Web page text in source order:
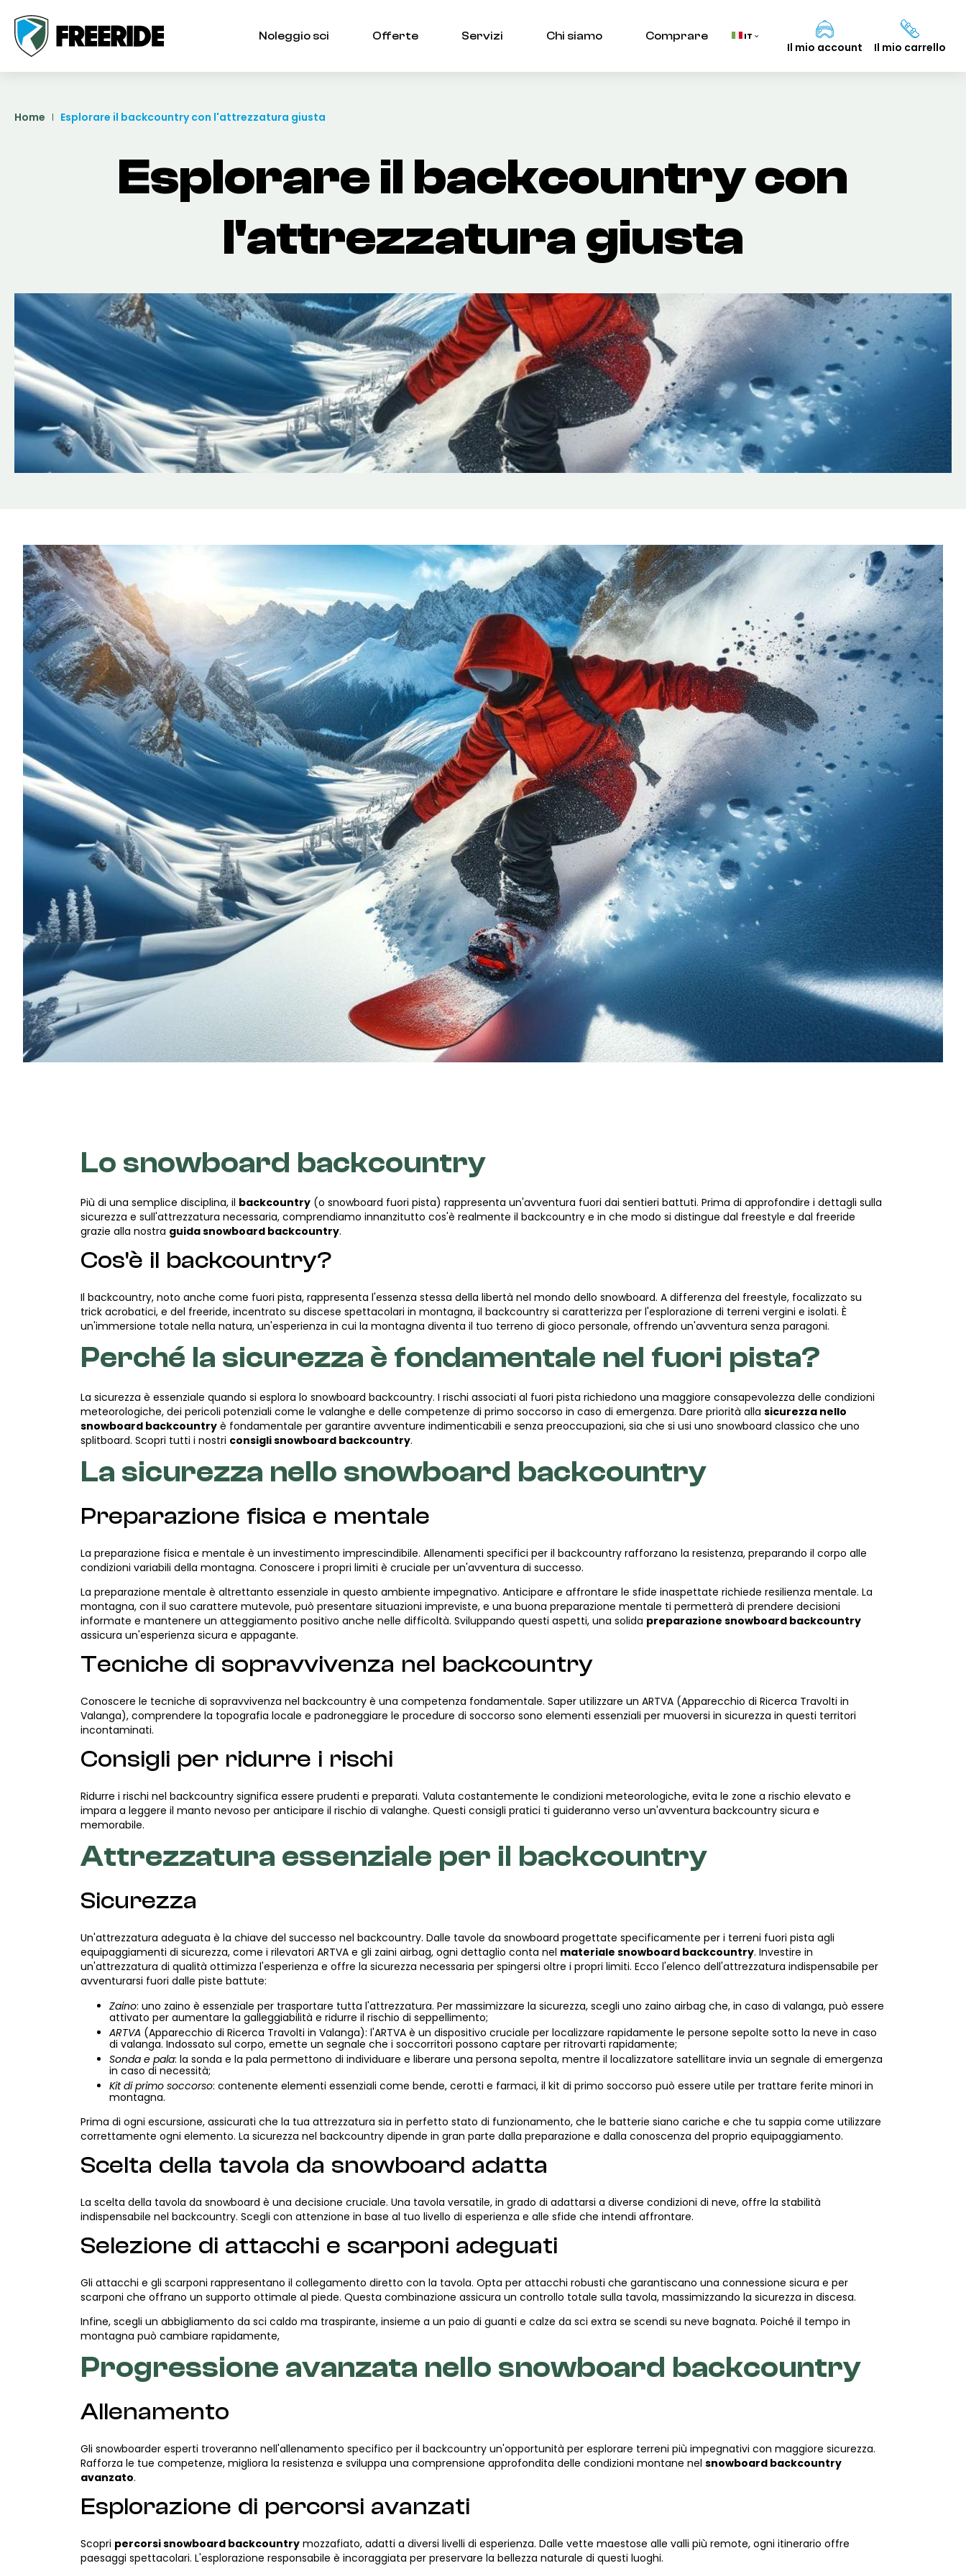
Noleggio sci Offerte Servizi Chi siamo Comprare IT
Il mio account Il mio carrello
TOTALE
VISUALIZZA IL CARRELLO
Home Esplorare il backcountry con l'attrezzatura giusta
Esplorare il backcountry con
l'attrezzatura giusta
Lo snowboard backcountry
Più di una semplice disciplina, il backcountry (o snowboard fuori pista) rappresenta un'avventura fuori dai sentieri battuti. Prima di approfondire i dettagli sulla
sicurezza e sull'attrezzatura necessaria, comprendiamo innanzitutto cos'è realmente il backcountry e in che modo si distingue dal freestyle e dal freeride
grazie alla nostra guida snowboard backcountry.
Cos'è il backcountry?
Il backcountry, noto anche come fuori pista, rappresenta l'essenza stessa della libertà nel mondo dello snowboard. A differenza del freestyle, focalizzato su
trick acrobatici, e del freeride, incentrato su discese spettacolari in montagna, il backcountry si caratterizza per l'esplorazione di terreni vergini e isolati. È
un'immersione totale nella natura, un'esperienza in cui la montagna diventa il tuo terreno di gioco personale, offrendo un'avventura senza paragoni.
Perché la sicurezza è fondamentale nel fuori pista?
La sicurezza è essenziale quando si esplora lo snowboard backcountry. I rischi associati al fuori pista richiedono una maggiore consapevolezza delle condizioni
meteorologiche, dei pericoli potenziali come le valanghe e delle competenze di primo soccorso in caso di emergenza. Dare priorità alla sicurezza nello
snowboard backcountry è fondamentale per garantire avventure indimenticabili e senza preoccupazioni, sia che si usi uno snowboard classico che uno
splitboard. Scopri tutti i nostri consigli snowboard backcountry.
La sicurezza nello snowboard backcountry
Preparazione fisica e mentale
La preparazione fisica e mentale è un investimento imprescindibile. Allenamenti specifici per il backcountry rafforzano la resistenza, preparando il corpo alle
condizioni variabili della montagna. Conoscere i propri limiti è cruciale per un'avventura di successo.
La preparazione mentale è altrettanto essenziale in questo ambiente impegnativo. Anticipare e affrontare le sfide inaspettate richiede resilienza mentale. La
montagna, con il suo carattere mutevole, può presentare situazioni impreviste, e una buona preparazione mentale ti permetterà di prendere decisioni
informate e mantenere un atteggiamento positivo anche nelle difficoltà. Sviluppando questi aspetti, una solida preparazione snowboard backcountry
assicura un'esperienza sicura e appagante.
Tecniche di sopravvivenza nel backcountry
Conoscere le tecniche di sopravvivenza nel backcountry è una competenza fondamentale. Saper utilizzare un ARTVA (Apparecchio di Ricerca Travolti in
Valanga), comprendere la topografia locale e padroneggiare le procedure di soccorso sono elementi essenziali per muoversi in sicurezza in questi territori
incontaminati.
Consigli per ridurre i rischi
Ridurre i rischi nel backcountry significa essere prudenti e preparati. Valuta costantemente le condizioni meteorologiche, evita le zone a rischio elevato e
impara a leggere il manto nevoso per anticipare il rischio di valanghe. Questi consigli pratici ti guideranno verso un'avventura backcountry sicura e
memorabile.
Attrezzatura essenziale per il backcountry
Sicurezza
Un'attrezzatura adeguata è la chiave del successo nel backcountry. Dalle tavole da snowboard progettate specificamente per i terreni fuori pista agli
equipaggiamenti di sicurezza, come i rilevatori ARTVA e gli zaini airbag, ogni dettaglio conta nel materiale snowboard backcountry. Investire in
un'attrezzatura di qualità ottimizza l'esperienza e offre la sicurezza necessaria per spingersi oltre i propri limiti. Ecco l'elenco dell'attrezzatura indispensabile per
avventurarsi fuori dalle piste battute:
Zaino: uno zaino è essenziale per trasportare tutta l'attrezzatura. Per massimizzare la sicurezza, scegli uno zaino airbag che, in caso di valanga, può essere
attivato per aumentare la galleggiabilità e ridurre il rischio di seppellimento;
ARTVA (Apparecchio di Ricerca Travolti in Valanga): l'ARTVA è un dispositivo cruciale per localizzare rapidamente le persone sepolte sotto la neve in caso
di valanga. Indossato sul corpo, emette un segnale che i soccorritori possono captare per ritrovarti rapidamente;
Sonda e pala: la sonda e la pala permettono di individuare e liberare una persona sepolta, mentre il localizzatore satellitare invia un segnale di emergenza
in caso di necessità;
Kit di primo soccorso: contenente elementi essenziali come bende, cerotti e farmaci, il kit di primo soccorso può essere utile per trattare ferite minori in
montagna.
Prima di ogni escursione, assicurati che la tua attrezzatura sia in perfetto stato di funzionamento, che le batterie siano cariche e che tu sappia come utilizzare
correttamente ogni elemento. La sicurezza nel backcountry dipende in gran parte dalla preparazione e dalla conoscenza del proprio equipaggiamento.
Scelta della tavola da snowboard adatta
La scelta della tavola da snowboard è una decisione cruciale. Una tavola versatile, in grado di adattarsi a diverse condizioni di neve, offre la stabilità
indispensabile nel backcountry. Scegli con attenzione in base al tuo livello di esperienza e alle sfide che intendi affrontare.
Selezione di attacchi e scarponi adeguati
Gli attacchi e gli scarponi rappresentano il collegamento diretto con la tavola. Opta per attacchi robusti che garantiscano una connessione sicura e per
scarponi che offrano un supporto ottimale al piede. Questa combinazione assicura un controllo totale sulla tavola, massimizzando la sicurezza in discesa.
Infine, scegli un abbigliamento da sci caldo ma traspirante, insieme a un paio di guanti e calze da sci extra se scendi su neve bagnata. Poiché il tempo in
montagna può cambiare rapidamente,
Progressione avanzata nello snowboard backcountry
Allenamento
Gli snowboarder esperti troveranno nell'allenamento specifico per il backcountry un'opportunità per esplorare terreni più impegnativi con maggiore sicurezza.
Rafforza le tue competenze, migliora la resistenza e sviluppa una comprensione approfondita delle condizioni montane nel snowboard backcountry
avanzato.
Esplorazione di percorsi avanzati
Scopri percorsi snowboard backcountry mozzafiato, adatti a diversi livelli di esperienza. Dalle vette maestose alle valli più remote, ogni itinerario offre
paesaggi spettacolari. L'esplorazione responsabile è incoraggiata per preservare la bellezza naturale di questi luoghi.